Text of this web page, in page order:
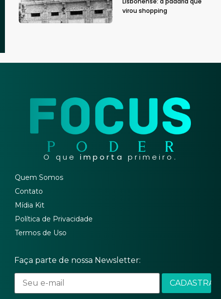
virou shopping
O que importa primeiro.
Quem Somos
Contato
Mídia Kit
Política de Privacidade
Termos de Uso
Faça parte de nossa Newsletter: